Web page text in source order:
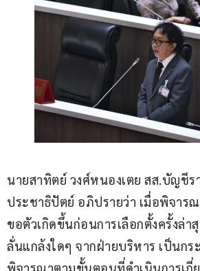
นายสาทิตย์ วงศ์หนองเตย สส.บัญชีร
ประชาธิปัตย์ อภิปรายว่า เมื่อพิจาร
ขอตัวเกิดขึ้นก่อนการเลือกตั้งครั้งล่า
ลั่นแกล้งใดๆ จากฝ่ายบริหาร เป็นกร